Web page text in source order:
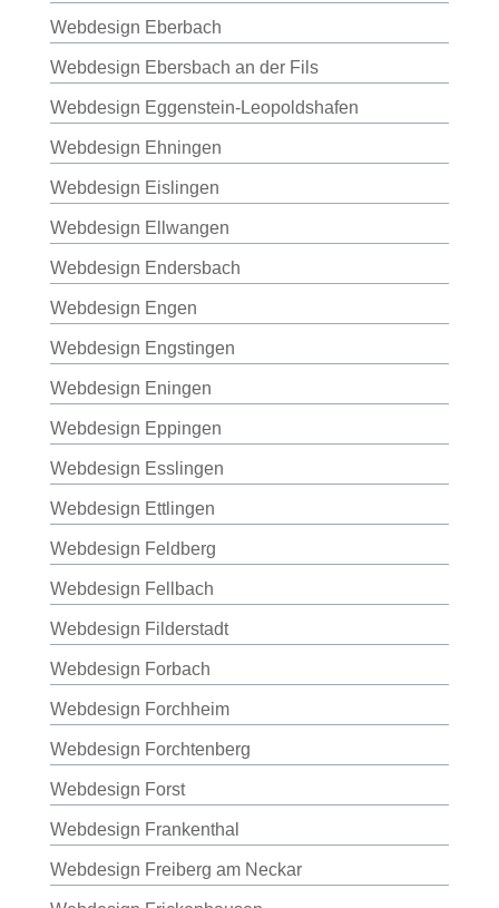
Webdesign Eberbach
Webdesign Ebersbach an der Fils
Webdesign Eggenstein-Leopoldshafen
Webdesign Ehningen
Webdesign Eislingen
Webdesign Ellwangen
Webdesign Endersbach
Webdesign Engen
Webdesign Engstingen
Webdesign Eningen
Webdesign Eppingen
Webdesign Esslingen
Webdesign Ettlingen
Webdesign Feldberg
Webdesign Fellbach
Webdesign Filderstadt
Webdesign Forbach
Webdesign Forchheim
Webdesign Forchtenberg
Webdesign Forst
Webdesign Frankenthal
Webdesign Freiberg am Neckar